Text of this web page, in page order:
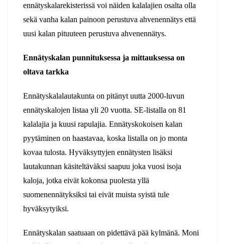
ennätyskalarekisterissä voi näiden kalalajien osalta olla
sekä vanha kalan painoon perustuva ahvenennätys että
uusi kalan pituuteen perustuva ahvenennätys.
Ennätyskalan punnituksessa ja mittauksessa on
oltava tarkka
Ennätyskalalautakunta on pitänyt uutta 2000-luvun
ennätyskalojen listaa yli 20 vuotta. SE-listalla on 81
kalalajia ja kuusi rapulajia. Ennätyskokoisen kalan
pyytäminen on haastavaa, koska listalla on jo monta
kovaa tulosta. Hyväksyttyjen ennätysten lisäksi
lautakunnan käsiteltäväksi saapuu joka vuosi isoja
kaloja, jotka eivät kokonsa puolesta yllä
suomenennätyksiksi tai eivät muista syistä tule
hyväksytyiksi.
Ennätyskalan saatuaan on pidettävä pää kylmänä. Moni